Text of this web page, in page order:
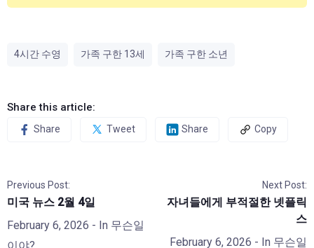
4시간 수영 가족 구한 13세 가족 구한 소년
Share this article:
Share Tweet Share Copy
Previous Post:
미국 뉴스 2월 4일
February 6, 2026 - In 무슨일
이야?
Next Post:
자녀들에게 부적절한 넷플릭
스
February 6, 2026 - In 무슨일